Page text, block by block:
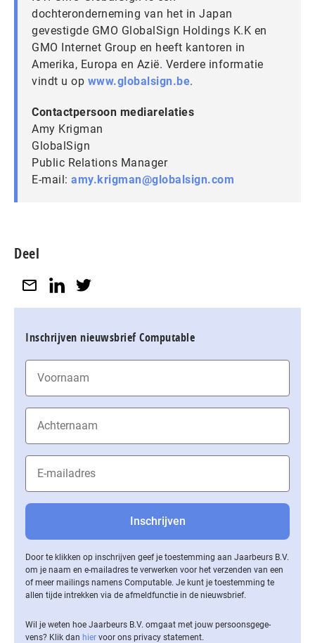
dochteronderneming van het in Japan
gevestigde GMO GlobalSign Holdings K.K en
GMO Internet Group en heeft kantoren in
Amerika, Europa en Azië. Verdere informatie
vindt u op www.globalsign.be.
Contactpersoon mediarelaties
Amy Krigman
GlobalSign
Public Relations Manager
E-mail: amy.krigman@globalsign.com
Deel
Inschrijven nieuwsbrief Computable
Door te klikken op inschrijven geef je toestemming aan Jaarbeurs B.V.
om je naam en e-mailadres te verwerken voor het verzenden van een
of meer mailings namens Computable. Je kunt je toestemming te
allen tijde intrekken via de af­meld­func­tie in de nieuwsbrief.
Wil je weten hoe Jaarbeurs B.V. omgaat met jouw per­soons­ge­ge­
vens? Klik dan hier voor ons privacy statement.